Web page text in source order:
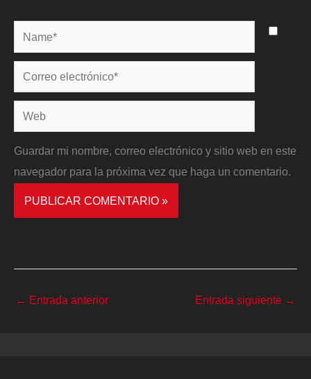
Name*
Correo
electrónico*
Web
Guardar mi nombre, correo electrónico y sitio web en este
navegador para la próxima vez que haga un comentario.
← Entrada anterior Entrada siguiente →